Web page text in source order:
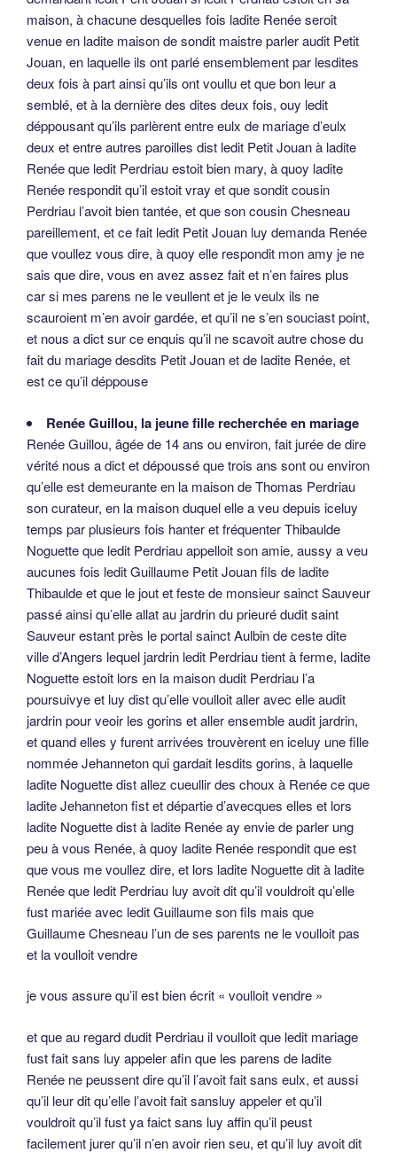
maison, à chacune desquelles fois ladite Renée seroit
venue en ladite maison de sondit maistre parler audit Petit
Jouan, en laquelle ils ont parlé ensemblement par lesdites
deux fois à part ainsi qu’ils ont voullu et que bon leur a
semblé, et à la dernière des dites deux fois, ouy ledit
déppousant qu’ils parlèrent entre eulx de mariage d’eulx
deux et entre autres paroilles dist ledit Petit Jouan à ladite
Renée que ledit Perdriau estoit bien mary, à quoy ladite
Renée respondit qu’il estoit vray et que sondit cousin
Perdriau l’avoit bien tantée, et que son cousin Chesneau
pareillement, et ce fait ledit Petit Jouan luy demanda Renée
que voullez vous dire, à quoy elle respondit mon amy je ne
sais que dire, vous en avez assez fait et n’en faires plus
car si mes parens ne le veullent et je le veulx ils ne
scauroient m’en avoir gardée, et qu’il ne s’en souciast point,
et nous a dict sur ce enquis qu’il ne scavoit autre chose du
fait du mariage desdits Petit Jouan et de ladite Renée, et
est ce qu’il déppouse
Renée Guillou, la jeune fille recherchée en mariage
Renée Guillou, âgée de 14 ans ou environ, fait jurée de dire
vérité nous a dict et dépoussé que trois ans sont ou environ
qu’elle est demeurante en la maison de Thomas Perdriau
son curateur, en la maison duquel elle a veu depuis iceluy
temps par plusieurs fois hanter et fréquenter Thibaulde
Noguette que ledit Perdriau appelloit son amie, aussy a veu
aucunes fois ledit Guillaume Petit Jouan fils de ladite
Thibaulde et que le jout et feste de monsieur sainct Sauveur
passé ainsi qu’elle allat au jardrin du prieuré dudit saint
Sauveur estant près le portal sainct Aulbin de ceste dite
ville d’Angers lequel jardrin ledit Perdriau tient à ferme, ladite
Noguette estoit lors en la maison dudit Perdriau l’a
poursuivye et luy dist qu’elle voulloit aller avec elle audit
jardrin pour veoir les gorins et aller ensemble audit jardrin,
et quand elles y furent arrivées trouvèrent en iceluy une fille
nommée Jehanneton qui gardait lesdits gorins, à laquelle
ladite Noguette dist allez cueullir des choux à Renée ce que
ladite Jehanneton fist et départie d’avecques elles et lors
ladite Noguette dist à ladite Renée ay envie de parler ung
peu à vous Renée, à quoy ladite Renée respondit que est
que vous me voullez dire, et lors ladite Noguette dit à ladite
Renée que ledit Perdriau luy avoit dit qu’il vouldroit qu’elle
fust mariée avec ledit Guillaume son fils mais que
Guillaume Chesneau l’un de ses parents ne le voulloit pas
et la voulloit vendre
je vous assure qu’il est bien écrit « voulloit vendre »
et que au regard dudit Perdriau il voulloit que ledit mariage
fust fait sans luy appeler afin que les parens de ladite
Renée ne peussent dire qu’il l’avoit fait sans eulx, et aussi
qu’il leur dit qu’elle l’avoit fait sansluy appeler et qu’il
vouldroit qu’il fust ya faict sans luy affin qu’il peust
facilement jurer qu’il n’en avoir rien seu, et qu’il luy avoit dit